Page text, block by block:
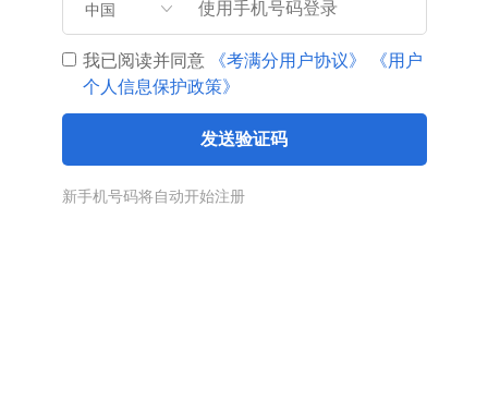
中国
我已阅读并同意 《考满分用户协议》
《用户
个人信息保护政策》
发送验证码
新手机号码将自动开始注册